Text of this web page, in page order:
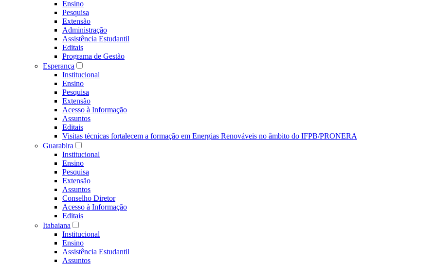
Ensino
Pesquisa
Extensão
Administração
Assistência Estudantil
Editais
Programa de Gestão
Esperança
Institucional
Ensino
Pesquisa
Extensão
Acesso à Informação
Assuntos
Editais
Visitas técnicas fortalecem a formação em Energias Renováveis no âmbito do IFPB/PRONERA
Guarabira
Institucional
Ensino
Pesquisa
Extensão
Assuntos
Conselho Diretor
Acesso à Informação
Editais
Itabaiana
Institucional
Ensino
Assistência Estudantil
Assuntos